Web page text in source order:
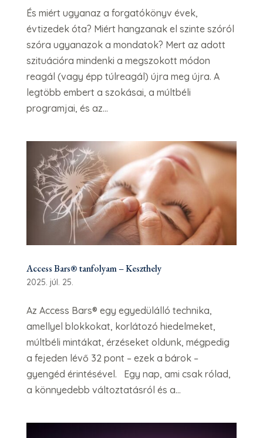
És miért ugyanaz a forgatókönyv évek,
évtizedek óta? Miért hangzanak el szinte szóról
szóra ugyanazok a mondatok? Mert az adott
szituációra mindenki a megszokott módon
reagál (vagy épp túlreagál) újra meg újra. A
legtöbb embert a szokásai, a múltbéli
programjai, és az...
Access Bars® tanfolyam – Keszthely
2025. júl. 25.
Az Access Bars® egy egyedülálló technika,
amellyel blokkokat, korlátozó hiedelmeket,
múltbéli mintákat, érzéseket oldunk, mégpedig
a fejeden lévő 32 pont – ezek a bárok –
gyengéd érintésével. Egy nap, ami csak rólad,
a könnyedebb változtatásról és a...